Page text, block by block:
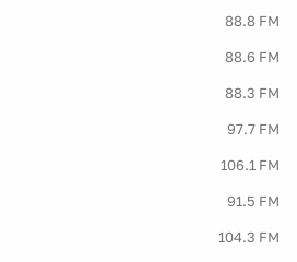
88.8 FM
88.6 FM
88.3 FM
97.7 FM
106.1 FM
91.5 FM
104.3 FM